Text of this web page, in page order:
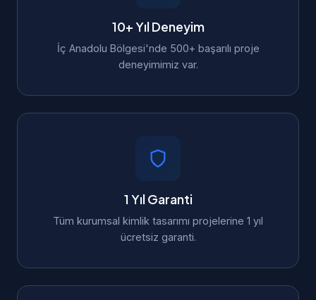
10+ Yıl Deneyim
İç Anadolu Bölgesi'nde 500+ başarılı proje
deneyimimiz var.
1 Yıl Garanti
Tüm kurumsal kimlik tasarımı projelerine 1 yıl
ücretsiz garanti.